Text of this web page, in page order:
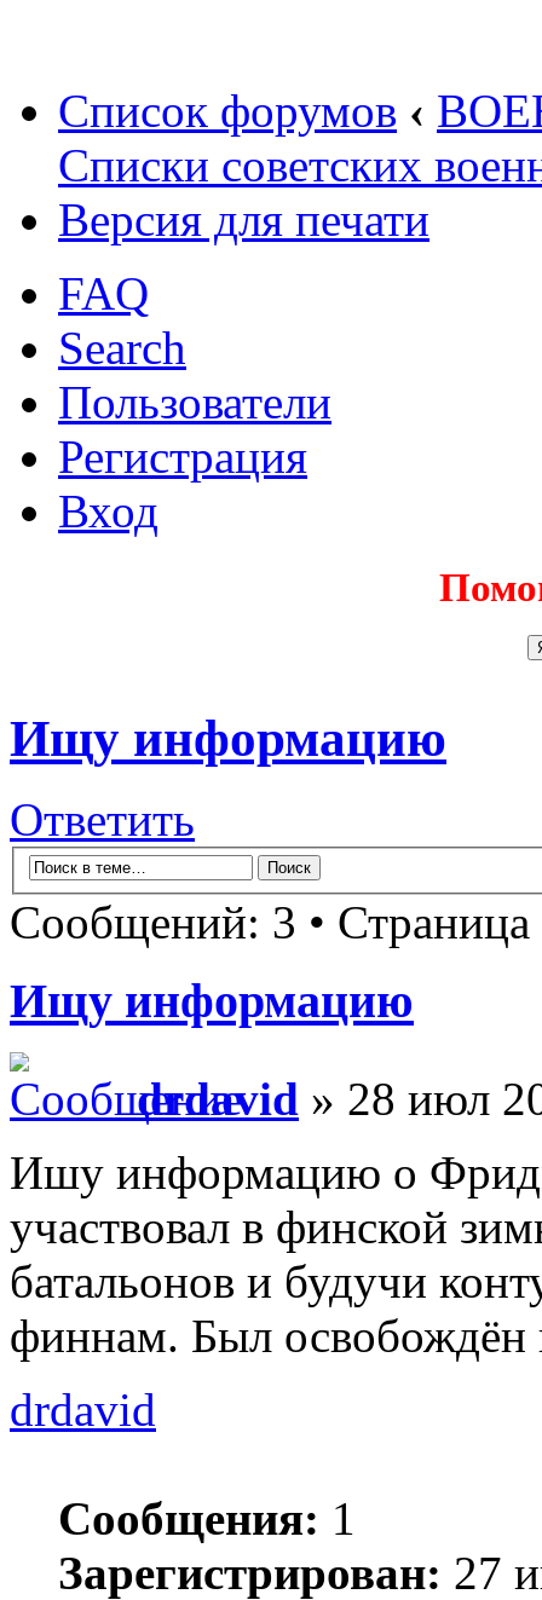
Список форумов ‹
Списки советских
Версия для печати
FAQ
Search
Пользователи
Регистрация
Вход
Ищу информацию
Ответить
Сообщений: 3 • Страница
Ищу информацию
drdavid » 28 июл
Ишу информацию о
участвовал в финской
батальонов и будучи
финнам. Был освобождён
drdavid
Сообщения: 1
Зарегистрирован: 27